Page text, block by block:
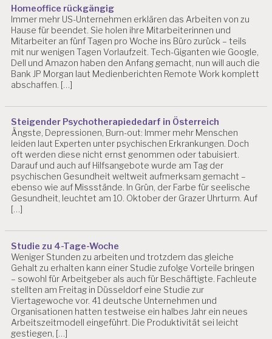
A
F
T
B
E
L
A
U
N
G
E
N
B
IL
D
G
S
P
E
R
O
N
Homeoffice rückgängig
Immer mehr US-Unternehmen erklären das Arbeiten von zu
Hause für beendet. Sie holen ihre Mitarbeiterinnen und
Mitarbeiter an fünf Tagen pro Woche ins Büro zurück – teils
mit nur wenigen Tagen Vorlaufzeit. Tech-Giganten wie Google,
Dell und Amazon haben den Anfang gemacht, nun will auch die
Bank JP Morgan laut Medienberichten Remote Work komplett
abschaffen. […]
Steigender Psychotherapiededarf in Österreich
Ängste, Depressionen, Burn-out: Immer mehr Menschen
leiden laut Experten unter psychischen Erkrankungen. Doch
oft werden diese nicht ernst genommen oder tabuisiert.
Darauf und auch auf Hilfsangebote wurde am Tag der
psychischen Gesundheit weltweit aufmerksam gemacht –
ebenso wie auf Missstände. In Grün, der Farbe für seelische
Gesundheit, leuchtet am 10. Oktober der Grazer Uhrturm. Auf
[…]
Studie zu 4-Tage-Woche
Weniger Stunden zu arbeiten und trotzdem das gleiche
Gehalt zu erhalten kann einer Studie zufolge Vorteile bringen
– sowohl für Arbeitgeber als auch für Beschäftigte. Fachleute
stellten am Freitag in Düsseldorf eine Studie zur
Viertagewoche vor. 41 deutsche Unternehmen und
Organisationen hatten testweise ein halbes Jahr ein neues
Arbeitszeitmodell eingeführt. Die Produktivität sei leicht
gestiegen, […]